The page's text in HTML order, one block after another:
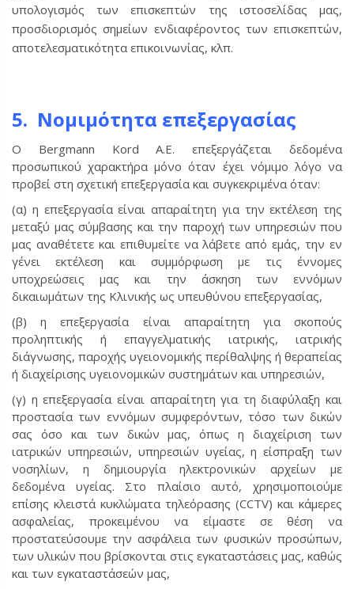
υπολογισμός των επισκεπτών της ιστοσελίδας μας,
προσδιορισμός σημείων ενδιαφέροντος των επισκεπτών,
αποτελεσματικότητα επικοινωνίας, κλπ.
5. Νομιμότητα επεξεργασίας
Ο Bergmann Kord Α.Ε. επεξεργάζεται δεδομένα
προσωπικού χαρακτήρα μόνο όταν έχει νόμιμο λόγο να
προβεί στη σχετική επεξεργασία και συγκεκριμένα όταν:
(α) η επεξεργασία είναι απαραίτητη για την εκτέλεση της
μεταξύ μας σύμβασης και την παροχή των υπηρεσιών που
μας αναθέτετε και επιθυμείτε να λάβετε από εμάς, την εν
γένει εκτέλεση και συμμόρφωση με τις έννομες
υποχρεώσεις μας και την άσκηση των εννόμων
δικαιωμάτων της Κλινικής ως υπευθύνου επεξεργασίας,
(β) η επεξεργασία είναι απαραίτητη για σκοπούς
προληπτικής ή επαγγελματικής ιατρικής, ιατρικής
διάγνωσης, παροχής υγειονομικής περίθαλψης ή θεραπείας
ή διαχείρισης υγειονομικών συστημάτων και υπηρεσιών,
(γ) η επεξεργασία είναι απαραίτητη για τη διαφύλαξη και
προστασία των εννόμων συμφερόντων, τόσο των δικών
σας όσο και των δικών μας, όπως η διαχείριση των
ιατρικών υπηρεσιών, υπηρεσιών υγείας, η είσπραξη των
νοσηλίων, η δημιουργία ηλεκτρονικών αρχείων με
δεδομένα υγείας. Στο πλαίσιο αυτό, χρησιμοποιούμε
επίσης κλειστά κυκλώματα τηλεόρασης (CCTV) και κάμερες
ασφαλείας, προκειμένου να είμαστε σε θέση να
προστατεύσουμε την ασφάλεια των φυσικών προσώπων,
των υλικών που βρίσκονται στις εγκαταστάσεις μας, καθώς
και των εγκαταστάσεών μας,